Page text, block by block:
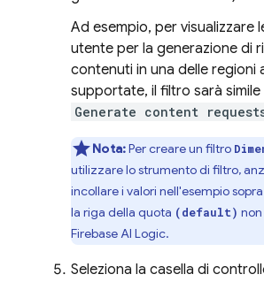
Ad esempio, per visualizzare
utente per la generazione di
contenuti in una delle regioni
supportate, il filtro sarà simile
Generate content
Nota:Per creare un filtro
utilizzare lo strumento di filtro,
incollare i valori nell'esempio
la riga della quota (default) non
Firebase AI Logic.
Seleziona la casella di